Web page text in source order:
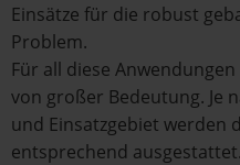
Einsätze für die robust
Problem.
Für all diese
von großer Bedeutung. Je
und Einsatzgebiet werden
entsprechend